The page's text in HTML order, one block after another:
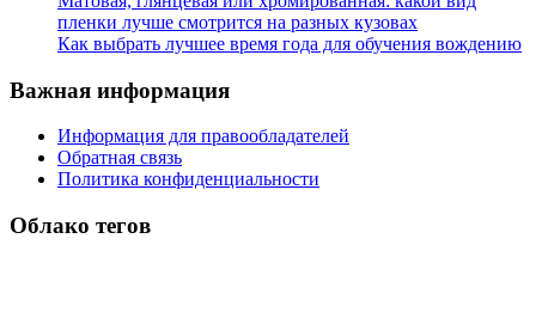
пленки лучше смотрится на разных кузовах
Как выбрать лучшее время года для обучения вождению
Важная информация
Информация для правообладателей
Обратная связь
Политика конфиденциальности
Облако тегов